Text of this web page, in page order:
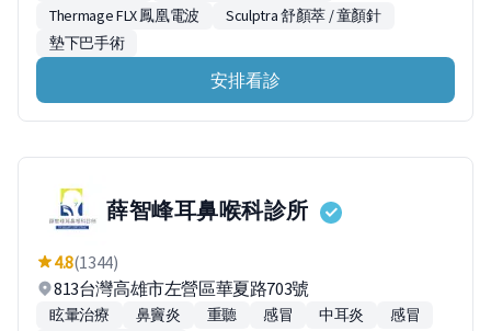
Thermage FLX 鳳凰電波
Sculptra 舒顏萃 / 童顏針
墊下巴手術
安排看診
薛智峰耳鼻喉科診所
4.8(1344)
813台灣高雄市左營區華夏路703號
眩暈治療 鼻竇炎 重聽 感冒 中耳炎
感冒